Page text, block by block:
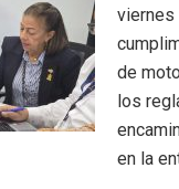
viernes
de
los
en la